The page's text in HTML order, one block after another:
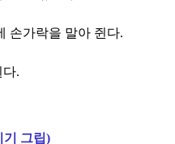
손가락을 말아 쥔다.
.
기 그립)